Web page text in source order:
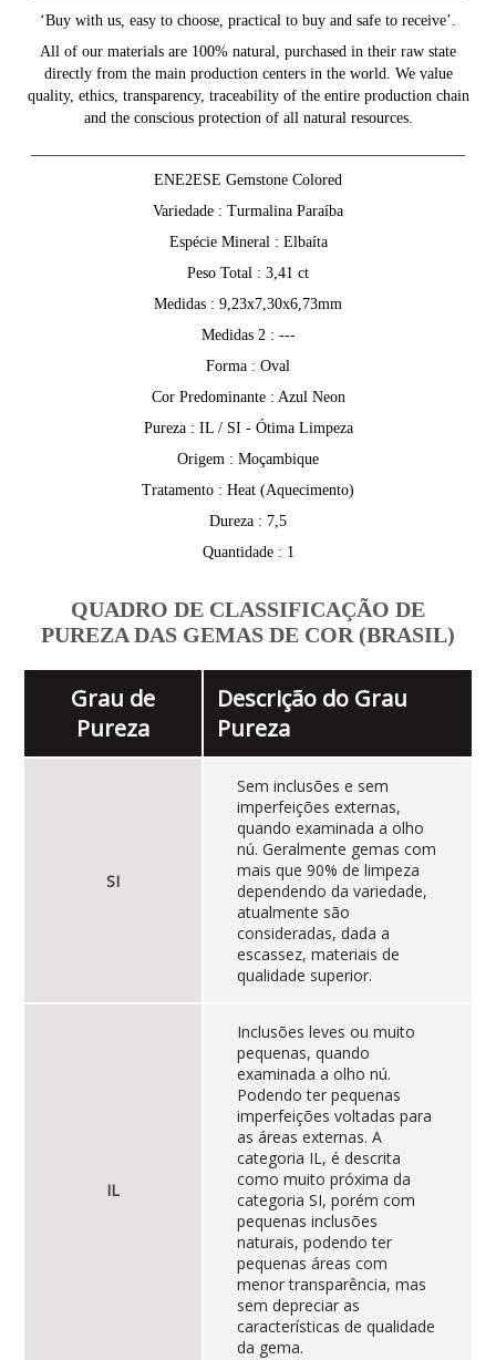
‘Buy with us, easy to choose, practical to buy and safe to receive’.
All of our materials are 100% natural, purchased in their raw state
directly from the main production centers in the world. We value
quality, ethics, transparency, traceability of the entire production chain
and the conscious protection of all natural resources.
ENE2ESE Gemstone Colored
Variedade : Turmalina Paraíba
Espécie Mineral : Elbaíta
Peso Total : 3,41 ct
Medidas : 9,23x7,30x6,73mm
Medidas 2 : ---
Forma : Oval
Cor Predominante : Azul Neon
Pureza : IL / SI - Ótima Limpeza
Origem : Moçambique
Tratamento : Heat (Aquecimento)
Dureza : 7,5
Quantidade : 1
QUADRO DE CLASSIFICAÇÃO DE
PUREZA DAS GEMAS DE COR (BRASIL)
Grau de
Pureza
Descrição do Grau
Pureza
SI
Sem inclusões e sem
imperfeições externas,
quando examinada a olho
nú. Geralmente gemas com
mais que 90% de limpeza
dependendo da variedade,
atualmente são
consideradas, dada a
escassez, materiais de
qualidade superior.
IL
Inclusões leves ou muito
pequenas, quando
examinada a olho nú.
Podendo ter pequenas
imperfeições voltadas para
as áreas externas. A
categoria IL, é descrita
como muito próxima da
categoria SI, porém com
pequenas inclusões
naturais, podendo ter
pequenas áreas com
menor transparência, mas
sem depreciar as
características de qualidade
da gema.